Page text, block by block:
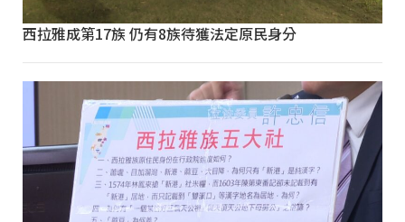
西拉雅成第17族 仍有8族待獲法定原民身分